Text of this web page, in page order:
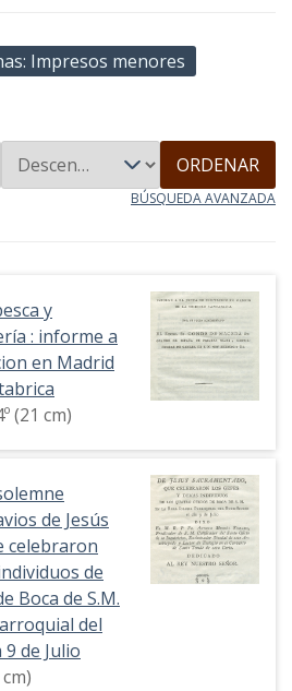
Impresos menores
ORDENAR
BÚSQUEDA AVANZADA
y
: informe a
en Madrid
(21 cm)
de Jesús
celebraron
de
Boca de S.M.
del
de Julio